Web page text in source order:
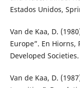
Estados Unidos,
Van de Kaa, D.
Europe”. En Hiorns,
Developed
Van de Kaa, D.